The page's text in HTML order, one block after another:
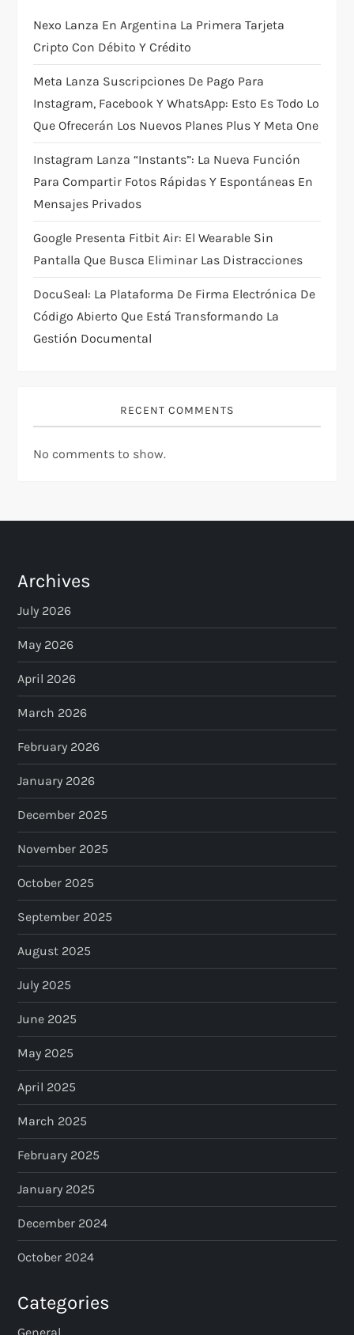
g
a
t
i
o
n
Nexo Lanza En Argentina La Primera Tarjeta
Cripto Con Débito Y Crédito
Meta Lanza Suscripciones De Pago Para
Instagram, Facebook Y WhatsApp: Esto Es Todo Lo
Que Ofrecerán Los Nuevos Planes Plus Y Meta One
Instagram Lanza “Instants”: La Nueva Función
Para Compartir Fotos Rápidas Y Espontáneas En
Mensajes Privados
Google Presenta Fitbit Air: El Wearable Sin
Pantalla Que Busca Eliminar Las Distracciones
DocuSeal: La Plataforma De Firma Electrónica De
Código Abierto Que Está Transformando La
Gestión Documental
RECENT COMMENTS
No comments to show.
Archives
July 2026
May 2026
April 2026
March 2026
February 2026
January 2026
December 2025
November 2025
October 2025
September 2025
August 2025
July 2025
June 2025
May 2025
April 2025
March 2025
February 2025
January 2025
December 2024
October 2024
Categories